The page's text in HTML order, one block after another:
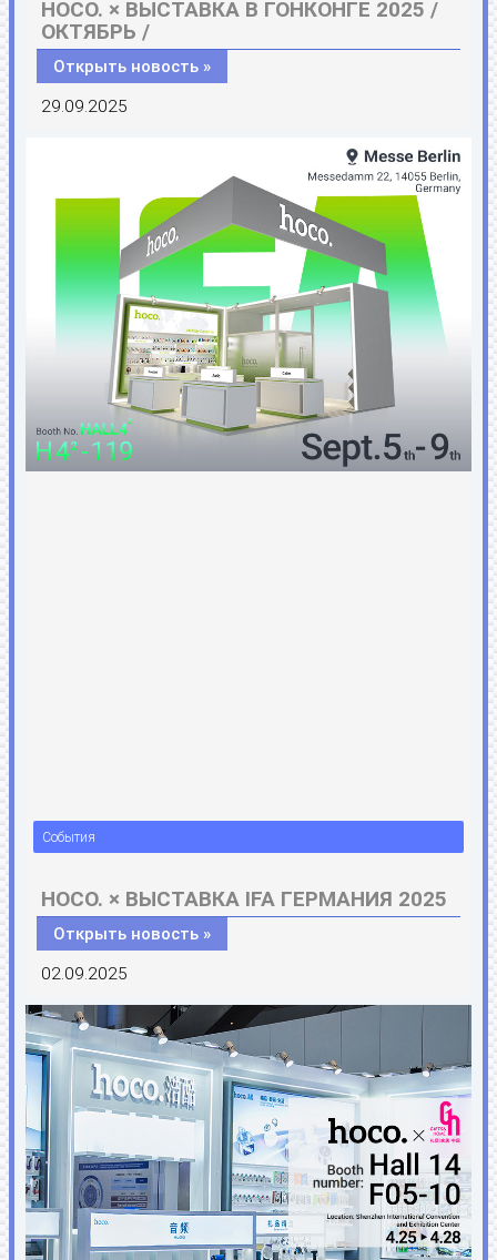
HOCO. × ВЫСТАВКА В ГОНКОНГЕ 2025 /
ОКТЯБРЬ /
Открыть новость »
29.09.2025
События
HOCO. × ВЫСТАВКА IFA ГЕРМАНИЯ 2025
Открыть новость »
02.09.2025